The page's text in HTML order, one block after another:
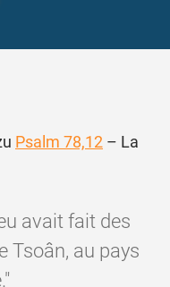
Psalm 78,12 – La
avait fait des
Tsoân, au pays